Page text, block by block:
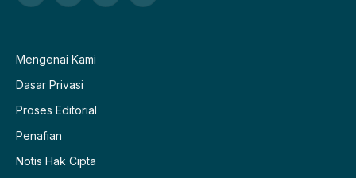
Mengenai Kami
Dasar Privasi
Proses Editorial
Penafian
Notis Hak Cipta